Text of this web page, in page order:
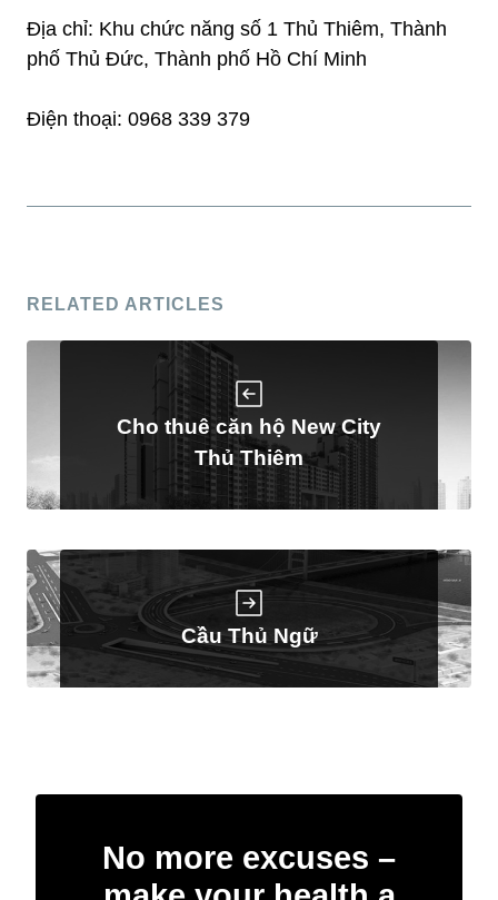
Địa chỉ: Khu chức năng số 1 Thủ Thiêm, Thành
phố Thủ Đức, Thành phố Hồ Chí Minh
Điện thoại: 0968 339 379
RELATED ARTICLES
Cho thuê căn hộ New City
Thủ Thiêm
Cầu Thủ Ngữ
No more excuses –